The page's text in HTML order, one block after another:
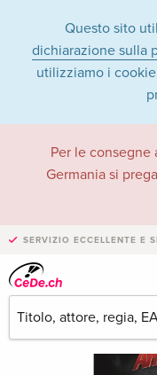
Questo sito
dichiarazione sulla
utilizziamo i
Per le consegne
Germania si
SERVIZIO ECCELLENTE E